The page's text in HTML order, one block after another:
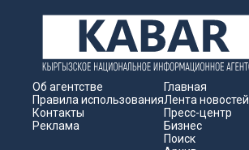
Об агентстве
Правила использования
Контакты
Реклама
Главная
Лента новостей
Пресс-центр
Бизнес
Поиск